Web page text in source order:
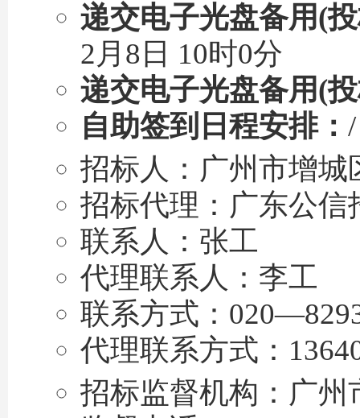
递交电子光盘备用(
2月8日 10时0分
递交电子光盘备用(
自助签到日程安排： /
招标人：广州市增城
招标代理：广东公信
联系人：张工
代理联系人：李工
联系方式：
代理联系方式：
招标监督机构：广州